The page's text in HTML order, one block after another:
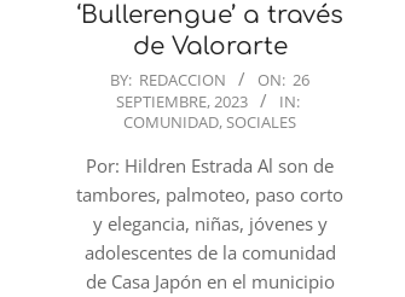
‘Bullerengue’ a través
de Valorarte
2023-
BY: REDACCION ON: 26
SEPTIEMBRE, 2023
IN:
COMUNIDAD,SOCIALES
Por: Hildren Estrada Al son de
tambores, palmoteo, paso corto
y elegancia, niñas, jóvenes y
adolescentes de la comunidad
de Casa Japón en el municipio